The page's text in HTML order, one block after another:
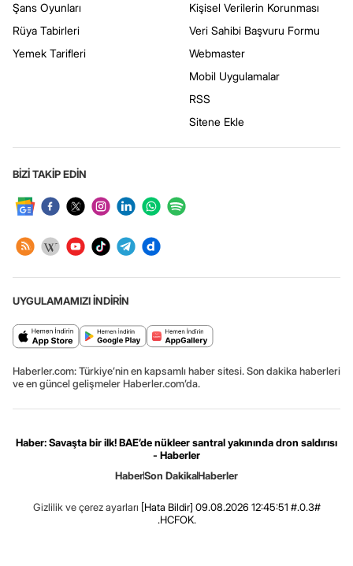
Şans Oyunları
Rüya Tabirleri
Yemek Tarifleri
Kişisel Verilerin Korunması
Veri Sahibi Başvuru Formu
Webmaster
Mobil Uygulamalar
RSS
Sitene Ekle
BİZİ TAKİP EDİN
UYGULAMAMIZI İNDİRİN
Haberler.com: Türkiye’nin en kapsamlı haber sitesi. Son dakika haberleri
ve en güncel gelişmeler Haberler.com’da.
Haber: Savaşta bir ilk! BAE’de nükleer santral yakınında dron saldırısı
- Haberler
HaberSon DakikaHaberler
Gizlilik ve çerez ayarları [Hata Bildir] 09.08.2026 12:45:51 #.0.3#
.HCFOK.